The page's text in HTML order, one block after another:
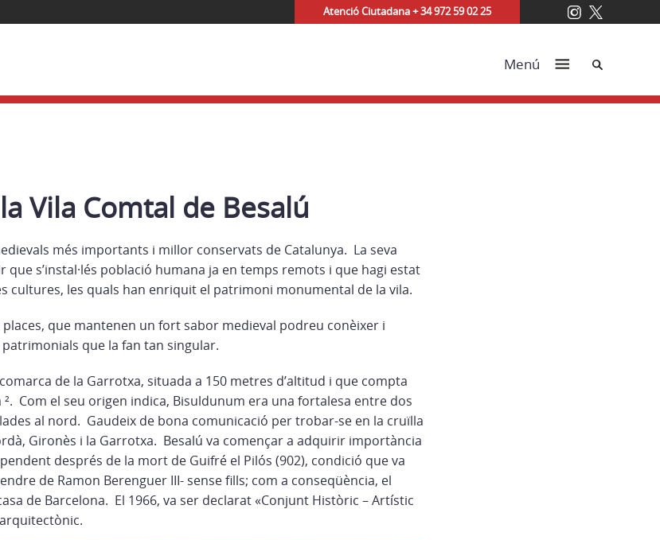
Atenció Ciutadana + 34 972 59 02 25
Menú Cerca
Vila Comtal de Besalú
més importants i millor conservats de Catalunya. La seva
que s’instal·lés població humana ja en temps remots i que hagi estat
cultures, les quals han enriquit el patrimoni monumental de la vila.
que mantenen un fort sabor medieval podreu conèixer i
que la fan tan singular.
de la Garrotxa, situada a 150 metres d’altitud i que compta
Com el seu origen indica, Bisuldunum era una fortalesa entre dos
al nord. Gaudeix de bona comunicació per trobar-se en la cruïlla
Gironès i la Garrotxa. Besalú va començar a adquirir importància
després de la mort de Guifré el Pilós (902), condició que va
de Ramon Berenguer III- sense fills; com a conseqüència, el
de Barcelona. El 1966, va ser declarat «Conjunt Històric – Artístic